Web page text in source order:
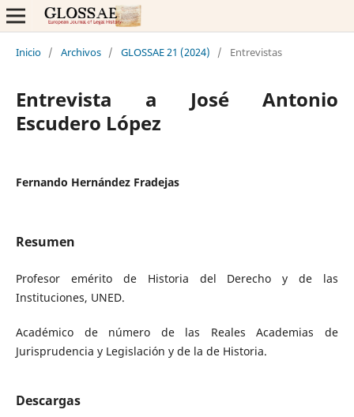
Inicio / Archivos / GLOSSAE 21 (2024) / Entrevistas
Entrevista a José Antonio
Escudero López
Fernando Hernández Fradejas
Resumen
Profesor emérito de Historia del Derecho y de las
Instituciones, UNED.
Académico de número de las Reales Academias de
Jurisprudencia y Legislación y de la de Historia.
Descargas